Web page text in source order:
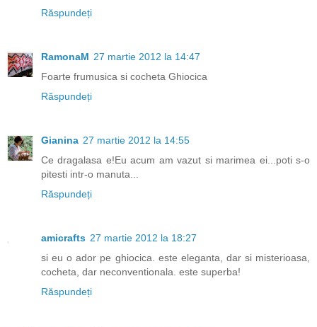
Răspundeți
RamonaM 27 martie 2012 la 14:47
Foarte frumusica si cocheta Ghiocica
Răspundeți
Gianina 27 martie 2012 la 14:55
Ce dragalasa e!Eu acum am vazut si marimea ei...poti s-o
pitesti intr-o manuta...
Răspundeți
amicrafts 27 martie 2012 la 18:27
si eu o ador pe ghiocica. este eleganta, dar si misterioasa,
cocheta, dar neconventionala. este superba!
Răspundeți